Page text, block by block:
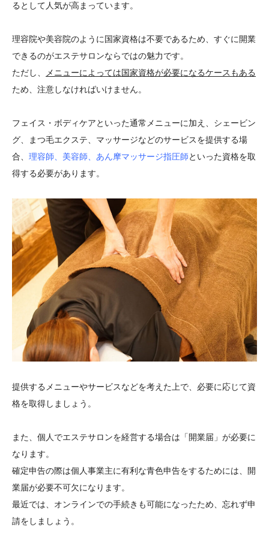
るとして人気が高まっています。
理容院や美容院のように国家資格は不要であるため、すぐに開業
できるのがエステサロンならではの魅力です。
ただし、
メニューによっては国家資格が必要になるケースもある
ため、注意しなければいけません。
フェイス・ボディケアといった通常メニューに加え、シェービン
グ、まつ毛エクステ、マッサージなどのサービスを提供する場
合、 理容師、美容師、あん摩マッサージ指圧師といった資格を取
得する必要があります。
提供するメニューやサービスなどを考えた上で、必要に応じて資
格を取得しましょう。
また、個人でエステサロンを経営する場合は「開業届」が必要に
なります。
確定申告の際は個人事業主に有利な青色申告をするためには、開
業届が必要不可欠になります。
最近では、オンラインでの手続きも可能になったため、忘れず申
請をしましょう。